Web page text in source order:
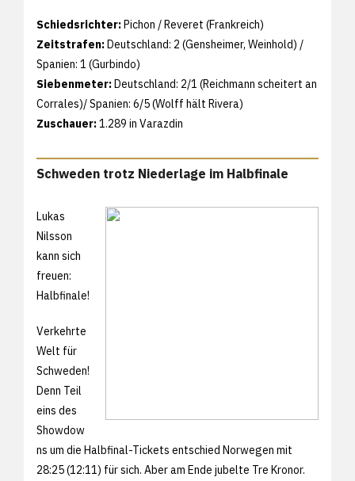
Schiedsrichter:Pichon / Reveret (Frankreich)
Zeitstrafen:Deutschland: 2 (Gensheimer, Weinhold) /
Spanien: 1 (Gurbindo)
Siebenmeter:Deutschland: 2/1 (Reichmann scheitert an
Corrales)/ Spanien: 6/5 (Wolff hält Rivera)
Zuschauer:1.289 in Varazdin
Schweden trotz Niederlage im Halbfinale
Lukas
Nilsson
kann sich
freuen:
Halbfinale!
Verkehrte
Welt für
Schweden!
Denn Teil
eins des
Showdow
ns um die Halbfinal-Tickets entschied Norwegen mit
28:25 (12:11) für sich. Aber am Ende jubelte Tre Kronor.